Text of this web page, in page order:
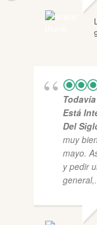
Está
Del
muy
mayo.
y pedir
general,